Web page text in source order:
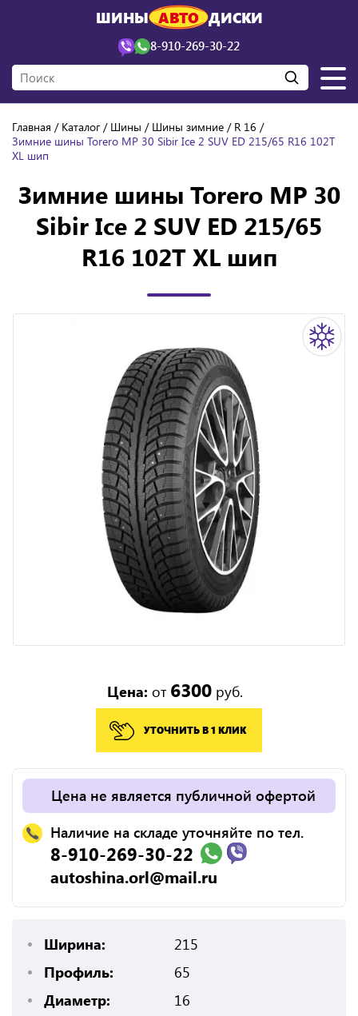
ШИНЫ АВТО ДИСКИ
8-910-269-30-22
Главная Каталог Шины Шины зимние
R 16
Зимние шины Torero MP 30 Sibir Ice 2 SUV ED 215/65 R16 102T
XL шип
Зимние шины Torero MP 30
Sibir Ice 2 SUV ED 215/65
R16 102T XL шип
Цена: от 6300 руб.
УТОЧНИТЬ В 1 КЛИК
Цена не является публичной офертой
Наличие на складе уточняйте по тел.
8-910-269-30-22
autoshina.orl@mail.ru
Ширина:
215
Профиль:
65
Диаметр:
16